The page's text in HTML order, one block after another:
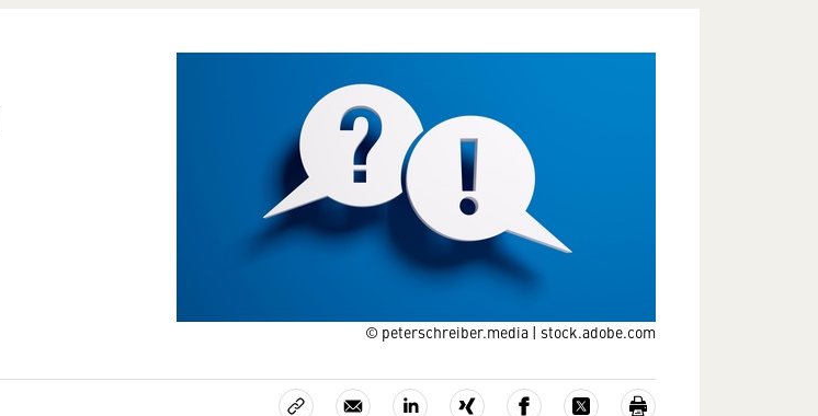
© peterschreiber.media | stock.adobe.com